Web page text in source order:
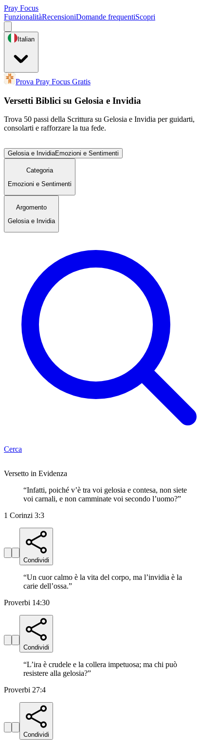
Pray Focus
FunzionalitàRecensioniDomande frequentiScopri
Italian
Prova Pray Focus Gratis
Versetti Biblici su Gelosia e Invidia
Trova 50 passi della Scrittura su Gelosia e Invidia per guidarti,
consolarti e rafforzare la tua fede.
Gelosia e InvidiaEmozioni e Sentimenti
Categoria
Emozioni e Sentimenti
Argomento
Gelosia e Invidia
Cerca
Versetto in Evidenza
“Infatti, poiché v’è tra voi gelosia e contesa, non siete
voi carnali, e non camminate voi secondo l’uomo?”
1 Corinzi 3:3
Condividi
“Un cuor calmo è la vita del corpo, ma l’invidia è la
carie dell’ossa.”
Proverbi 14:30
Condividi
“L’ira è crudele e la collera impetuosa; ma chi può
resistere alla gelosia?”
Proverbi 27:4
Condividi